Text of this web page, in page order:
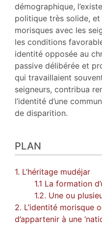
démographique,
politique très solide,
morisques avec les
les conditions
identité opposée au
passive délibérée et
qui travaillaient
seigneurs, contribua
l’identité d’une
de disparition.
PLAN
1. L’héritage mudéjar
1.1 La formation
1.2. Une ou
2. L’identité morisque
d’appartenir à une